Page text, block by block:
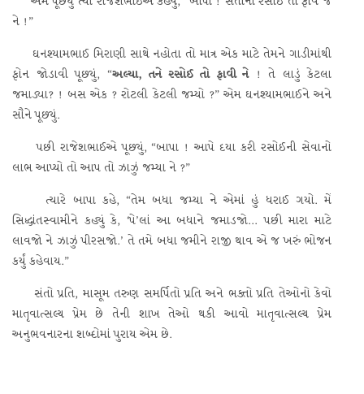
ને !”
ઘનશ્યામભાઈ મિરાણી સાથે નહોતા તો માત્ર એક માટે તેમને ગાડીમાંથી
ફોન જોડાવી પૂછ્યું, “અલ્યા, તને રસોઈ તો ફાવી ને! તે લાડું કેટલા
જમાડ્યા? ! બસ એક ? રોટલી કેટલી જમ્યો ?” એમ ઘનશ્યામભાઈને અને
સૌને પૂછ્યું.
પછી રાજેશભાઈએ પૂછ્યું, “બાપા ! આપે દયા કરી રસોઈની સેવાનો
લાભ આપ્યો તો આપ તો ઝાઝું જમ્યા ને ?”
ત્યારે બાપા કહે, “તેમ બધા જમ્યા ને એમાં હું ધરાઈ ગયો. મેં
સિદ્ધાંતસ્વામીને કહ્યું કે, ‘પે’લાં આ બધાને જમાડજો... પછી મારા માટે
લાવજો ને ઝાઝું પીરસજો.’ તે તમે બધા જમીને રાજી થાવ એ જ ખરું ભોજન
કર્યું કહેવાય.”
સંતો પ્રતિ, માસૂમ તરુણ સમર્પિતો પ્રતિ અને ભક્તો પ્રતિ તેઓનો કેવો
માતૃવાત્સલ્ય પ્રેમ છે તેની શાખ તેઓ થકી આવો માતૃવાત્સલ્ય પ્રેમ
અનુભવનારના શબ્દોમાં પુરાય એમ છે.